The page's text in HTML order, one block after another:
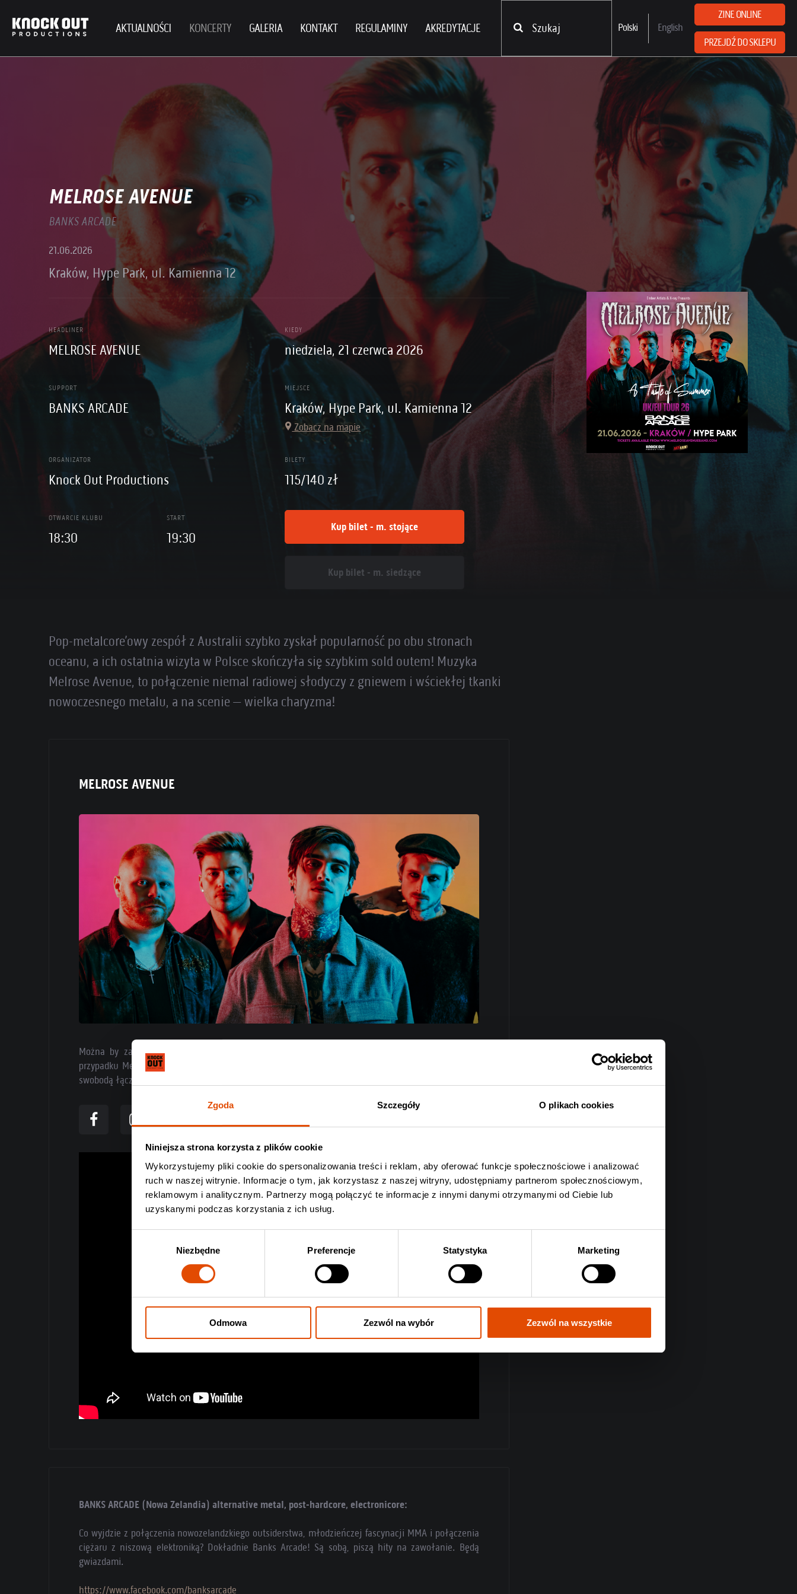
Zgoda Szczegóły O plikach cookies
Niniejsza strona korzysta z plików cookie
Wykorzystujemy pliki cookie do spersonalizowania treści i reklam, aby oferować funkcje społecznościowe i analizować
ruch w naszej witrynie. Informacje o tym, jak korzystasz z naszej witryny, udostępniamy partnerom społecznościowym,
reklamowym i analitycznym. Partnerzy mogą połączyć te informacje z innymi danymi otrzymanymi od Ciebie lub
uzyskanymi podczas korzystania z ich usług.
Niezbędne Preferencje Statystyka Marketing
Odmowa Zezwól na wybór Zezwól na wszystkie
AKTUALNOŚCI KONCERTY GALERIA KONTAKT REGULAMINY AKREDYTACJE Polski English
ZINE ONLINE
PRZEJDŹ DO SKLEPU
MELROSE AVENUE
BANKS ARCADE
21.06.2026
Kraków, Hype Park, ul. Kamienna 12
HEADLINER
MELROSE AVENUE
KIEDY
niedziela, 21 czerwca 2026
SUPPORT
BANKS ARCADE
MIEJSCE
Kraków, Hype Park, ul. Kamienna 12
Zobacz na mapie
ORGANIZATOR
Knock Out Productions
BILETY
115/140 zł
OTWARCIE KLUBU
18:30
START
19:30
Kup bilet - m. stojące
Kup bilet - m. siedzące
Pop-metalcore’owy zespół z Australii szybko zyskał popularność po obu stronach
oceanu, a ich ostatnia wizyta w Polsce skończyła się szybkim sold outem! Muzyka
Melrose Avenue, to połączenie niemal radiowej słodyczy z gniewem i wściekłej tkanki
nowoczesnego metalu, a na scenie – wielka charyzma!
MELROSE AVENUE
Można by założyć, że łączenie popu z metalcorem to coś na wzór muzycznej egzotyki, ale w
przypadku Melrose Avenue ten miks jest jak najbardziej naturalny. Australijczycy z pełną gracją i
swobodą łączą gatunki, równoważąc earwormy z kruszącymi riffami.
BANKS ARCADE (Nowa Zelandia) alternative metal, post-hardcore, electronicore:
Co wyjdzie z połączenia nowozelandzkiego outsiderstwa, młodzieńczej fascynacji MMA i połączenia
ciężaru z niszową elektroniką? Dokładnie Banks Arcade! Są sobą, piszą hity na zawołanie. Będą
gwiazdami.
https://www.facebook.com/banksarcade